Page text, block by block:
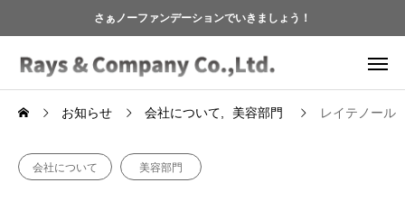
さぁノーファンデーションでいきましょう！
お知らせ 会社について 美容部門 レイテノール
会社について 美容部門